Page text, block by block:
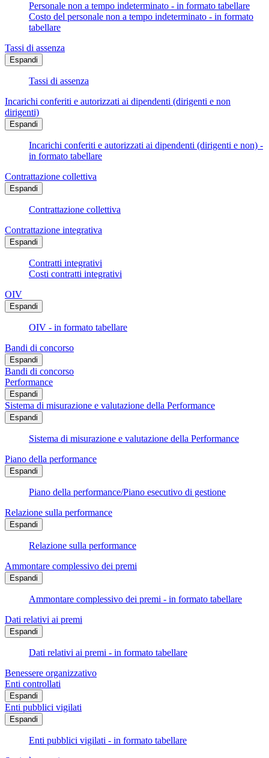
Personale non a tempo indeterminato - in formato tabellare
Costo del personale non a tempo indeterminato - in formato
tabellare
Tassi di assenza
Espandi
Tassi di assenza
Incarichi conferiti e autorizzati ai dipendenti (dirigenti e non
dirigenti)
Espandi
Incarichi conferiti e autorizzati ai dipendenti (dirigenti e non) -
in formato tabellare
Contrattazione collettiva
Espandi
Contrattazione collettiva
Contrattazione integrativa
Espandi
Contratti integrativi
Costi contratti integrativi
OIV
Espandi
OIV - in formato tabellare
Bandi di concorso
Espandi
Bandi di concorso
Performance
Espandi
Sistema di misurazione e valutazione della Performance
Espandi
Sistema di misurazione e valutazione della Performance
Piano della performance
Espandi
Piano della performance/Piano esecutivo di gestione
Relazione sulla performance
Espandi
Relazione sulla performance
Ammontare complessivo dei premi
Espandi
Ammontare complessivo dei premi - in formato tabellare
Dati relativi ai premi
Espandi
Dati relativi ai premi - in formato tabellare
Benessere organizzativo
Enti controllati
Espandi
Enti pubblici vigilati
Espandi
Enti pubblici vigilati - in formato tabellare